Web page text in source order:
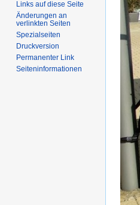
Links auf diese Seite
Änderungen an
verlinkten Seiten
Spezialseiten
Druckversion
Permanenter Link
Seiten­informationen